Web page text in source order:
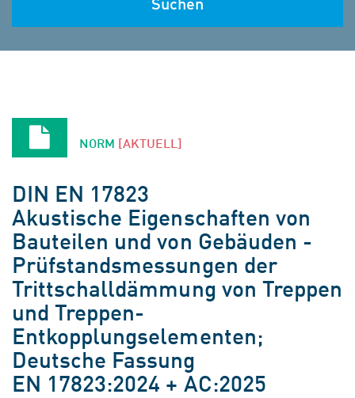
NORM [AKTUELL]
DIN EN 17823
Akustische Eigenschaften von
Bauteilen und von Gebäuden -
Prüfstandsmessungen der
Trittschalldämmung von Treppen
und Treppen-
Entkopplungselementen;
Deutsche Fassung
EN 17823:2024 + AC:2025